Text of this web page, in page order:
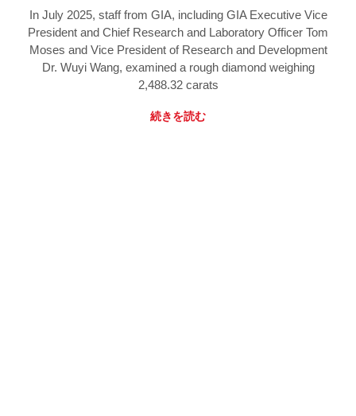
In July 2025, staff from GIA, including GIA Executive Vice
President and Chief Research and Laboratory Officer Tom
Moses and Vice President of Research and Development
Dr. Wuyi Wang, examined a rough diamond weighing
2,488.32 carats
続きを読む